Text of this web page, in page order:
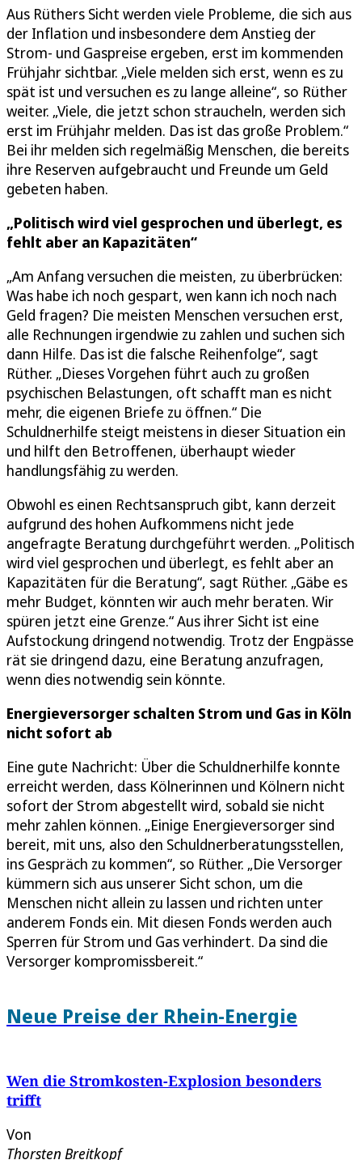
Aus Rüthers Sicht werden viele Probleme, die sich aus
der Inflation und insbesondere dem Anstieg der
Strom- und Gaspreise ergeben, erst im kommenden
Frühjahr sichtbar. „Viele melden sich erst, wenn es zu
spät ist und versuchen es zu lange alleine“, so Rüther
weiter. „Viele, die jetzt schon straucheln, werden sich
erst im Frühjahr melden. Das ist das große Problem.“
Bei ihr melden sich regelmäßig Menschen, die bereits
ihre Reserven aufgebraucht und Freunde um Geld
gebeten haben.
„Politisch wird viel gesprochen und überlegt, es
fehlt aber an Kapazitäten“
„Am Anfang versuchen die meisten, zu überbrücken:
Was habe ich noch gespart, wen kann ich noch nach
Geld fragen? Die meisten Menschen versuchen erst,
alle Rechnungen irgendwie zu zahlen und suchen sich
dann Hilfe. Das ist die falsche Reihenfolge“, sagt
Rüther. „Dieses Vorgehen führt auch zu großen
psychischen Belastungen, oft schafft man es nicht
mehr, die eigenen Briefe zu öffnen.“ Die
Schuldnerhilfe steigt meistens in dieser Situation ein
und hilft den Betroffenen, überhaupt wieder
handlungsfähig zu werden.
Obwohl es einen Rechtsanspruch gibt, kann derzeit
aufgrund des hohen Aufkommens nicht jede
angefragte Beratung durchgeführt werden. „Politisch
wird viel gesprochen und überlegt, es fehlt aber an
Kapazitäten für die Beratung“, sagt Rüther. „Gäbe es
mehr Budget, könnten wir auch mehr beraten. Wir
spüren jetzt eine Grenze.“ Aus ihrer Sicht ist eine
Aufstockung dringend notwendig. Trotz der Engpässe
rät sie dringend dazu, eine Beratung anzufragen,
wenn dies notwendig sein könnte.
Energieversorger schalten Strom und Gas in Köln
nicht sofort ab
Eine gute Nachricht: Über die Schuldnerhilfe konnte
erreicht werden, dass Kölnerinnen und Kölnern nicht
sofort der Strom abgestellt wird, sobald sie nicht
mehr zahlen können. „Einige Energieversorger sind
bereit, mit uns, also den Schuldnerberatungsstellen,
ins Gespräch zu kommen“, so Rüther. „Die Versorger
kümmern sich aus unserer Sicht schon, um die
Menschen nicht allein zu lassen und richten unter
anderem Fonds ein. Mit diesen Fonds werden auch
Sperren für Strom und Gas verhindert. Da sind die
Versorger kompromissbereit.“
Neue Preise der Rhein-Energie
Wen die Stromkosten-Explosion besonders
trifft
Von
Thorsten Breitkopf